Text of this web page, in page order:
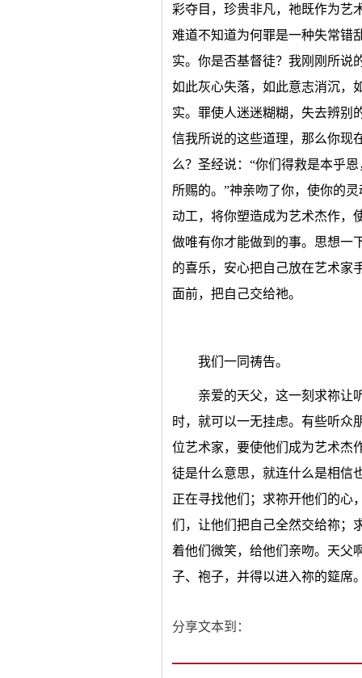
彩夺目，珍贵非凡，祂既作为艺
难道不知道为何罪是一种失常错
实。你是否基督徒？我刚刚所说
如此灰心失落，如此意志消沉，
实。罪使人迷迷糊糊，失去辨别
信我所说的这些道理，那么你现
么？圣经说：“你们得救是本乎
所赐的。”神亲吻了你，使你的
动工，将你塑造成为艺术杰作，
做唯有你才能做到的事。思想一
的喜乐，安心把自己放在艺术家
面前，把自己交给祂。
我们一同祷告。
亲爱的天父，这一刻求祢让
时，就可以一无挂虑。有些听众
位艺术家，要使他们成为艺术杰
徒是什么意思，就连什么是相信
正在寻找他们；求祢开他们的心
们，让他们把自己全然交给祢；
着他们微笑，给他们亲吻。天父
子、袍子，并得以进入祢的筵席
分享文本到：